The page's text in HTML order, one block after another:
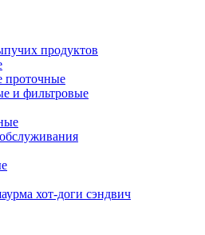
продуктов
проточные
и фильтровые
хот-доги сэндвич